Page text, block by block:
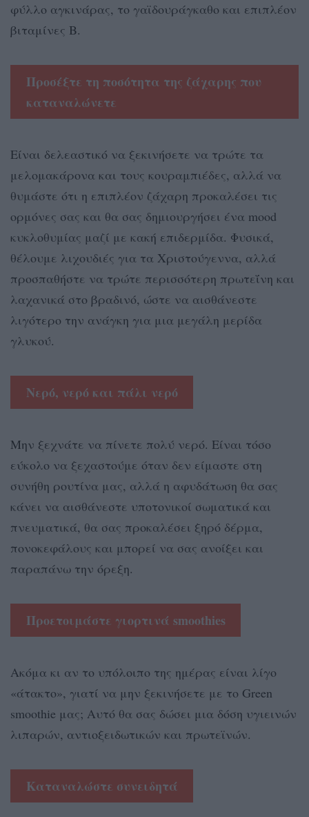
φύλλο αγκινάρας, το γαϊδουράγκαθο και επιπλέον
βιταμίνες Β.
Προσέξτε τη ποσότητα της ζάχαρης που
καταναλώνετε
Είναι δελεαστικό να ξεκινήσετε να τρώτε τα
μελομακάρονα και τους κουραμπιέδες, αλλά να
θυμάστε ότι η επιπλέον ζάχαρη προκαλέσει τις
ορμόνες σας και θα σας δημιουργήσει ένα mood
κυκλοθυμίας μαζί με κακή επιδερμίδα. Φυσικά,
θέλουμε λιχουδιές για τα Χριστούγεννα, αλλά
προσπαθήστε να τρώτε περισσότερη πρωτεΐνη και
λαχανικά στο βραδινό, ώστε να αισθάνεστε
λιγότερο την ανάγκη για μια μεγάλη μερίδα
γλυκού.
Νερό, νερό και πάλι νερό
Μην ξεχνάτε να πίνετε πολύ νερό. Είναι τόσο
εύκολο να ξεχαστούμε όταν δεν είμαστε στη
συνήθη ρουτίνα μας, αλλά η αφυδάτωση θα σας
κάνει να αισθάνεστε υποτονικοί σωματικά και
πνευματικά, θα σας προκαλέσει ξηρό δέρμα,
πονοκεφάλους και μπορεί να σας ανοίξει και
παραπάνω την όρεξη.
Προετοιμάστε γιορτινά smoothies
Ακόμα κι αν το υπόλοιπο της ημέρας είναι λίγο
«άτακτο», γιατί να μην ξεκινήσετε με το Green
smoothie μας; Αυτό θα σας δώσει μια δόση υγιεινών
λιπαρών, αντιοξειδωτικών και πρωτεϊνών.
Καταναλώστε συνειδητά